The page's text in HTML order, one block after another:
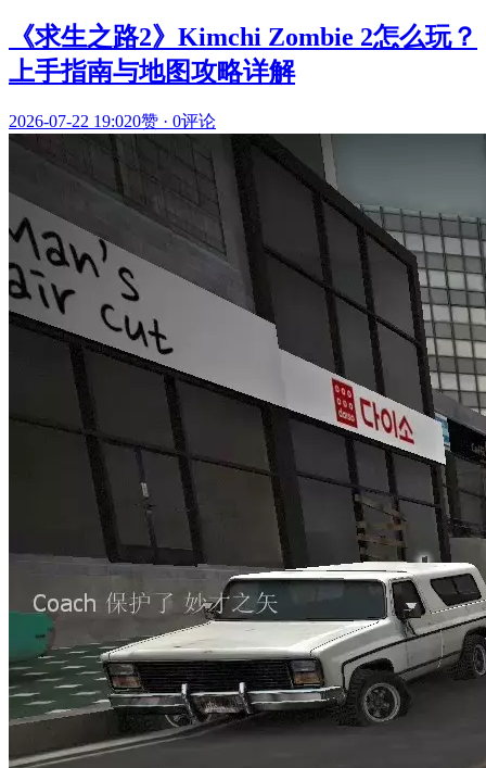
《求生之路2》Kimchi Zombie 2怎么玩？
上手指南与地图攻略详解
2026-07-22 19:020赞 · 0评论